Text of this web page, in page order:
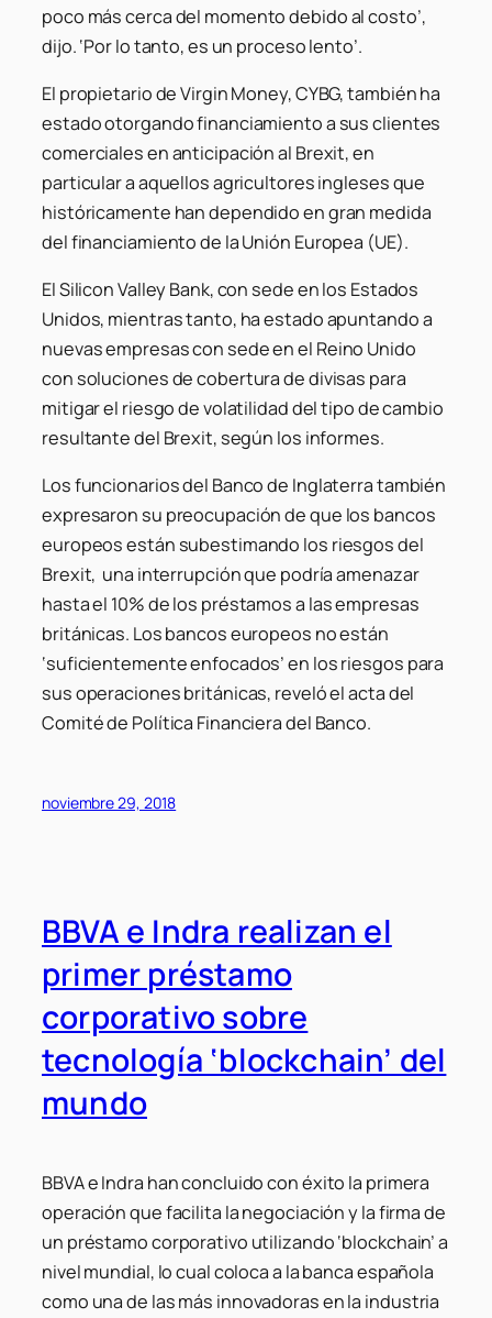
poco más cerca del momento debido al costo’,
dijo. ‘Por lo tanto, es un proceso lento’.
El propietario de Virgin Money, CYBG, también ha
estado otorgando financiamiento a sus clientes
comerciales en anticipación al Brexit, en
particular a aquellos agricultores ingleses que
históricamente han dependido en gran medida
del financiamiento de la Unión Europea (UE).
El Silicon Valley Bank, con sede en los Estados
Unidos, mientras tanto, ha estado apuntando a
nuevas empresas con sede en el Reino Unido
con soluciones de cobertura de divisas para
mitigar el riesgo de volatilidad del tipo de cambio
resultante del Brexit, según los informes.
Los funcionarios del Banco de Inglaterra también
expresaron su preocupación de que los bancos
europeos están subestimando los riesgos del
Brexit, una interrupción que podría amenazar
hasta el 10% de los préstamos a las empresas
británicas. Los bancos europeos no están
‘suficientemente enfocados’ en los riesgos para
sus operaciones británicas, reveló el acta del
Comité de Política Financiera del Banco.
noviembre 29, 2018
BBVA e Indra realizan el
primer préstamo
corporativo sobre
tecnología ‘blockchain’ del
mundo
BBVA e Indra han concluido con éxito la primera
operación que facilita la negociación y la firma de
un préstamo corporativo utilizando ‘blockchain’ a
nivel mundial, lo cual coloca a la banca española
como una de las más innovadoras en la industria